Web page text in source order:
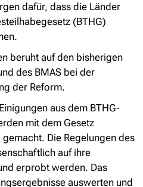
dafür, dass die Länder
(BTHG)
beruht auf den bisherigen
des BMAS bei der
der Reform.
aus dem BTHG-
mit dem Gesetz
Die Regelungen des
auf ihre
erprobt werden. Das
auswerten und